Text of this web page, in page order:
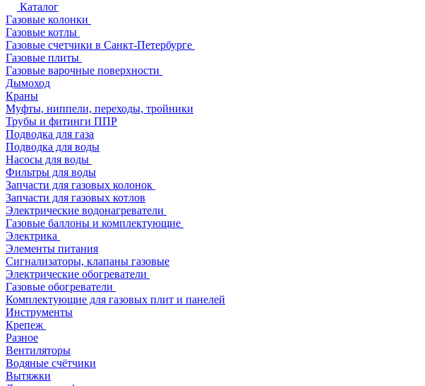
Каталог
Газовые колонки
Газовые котлы
Газовые счетчики в Санкт-Петербурге
Газовые плиты
Газовые варочные поверхности
Дымоход
Краны
Муфты, ниппели, переходы, тройники
Трубы и фитинги ППР
Подводка для газа
Подводка для воды
Насосы для воды
Фильтры для воды
Запчасти для газовых колонок
Запчасти для газовых котлов
Электрические водонагреватели
Газовые баллоны и комплектующие
Электрика
Элементы питания
Сигнализаторы, клапаны газовые
Электрические обогреватели
Газовые обогреватели
Комплектующие для газовых плит и панелей
Инструменты
Крепеж
Разное
Вентиляторы
Водяные счётчики
Вытяжки